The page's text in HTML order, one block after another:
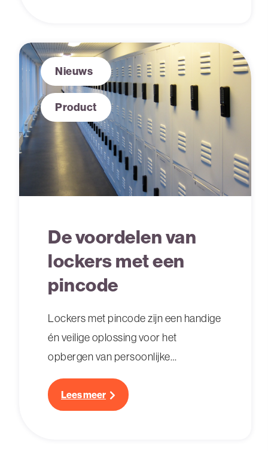
Nieuws
Product
De voordelen van
lockers met een
pincode
Lockers met pincode zijn een handige
én veilige oplossing voor het
opbergen van persoonlijke
bezittingen. Wij vertellen je meer over
de voordelen!
Lees meer